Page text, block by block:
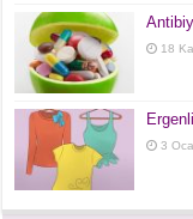
18
3